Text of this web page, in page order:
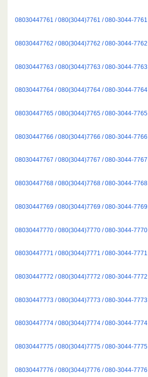
08030447761 / 080(3044)7761 / 080-3044-7761
08030447762 / 080(3044)7762 / 080-3044-7762
08030447763 / 080(3044)7763 / 080-3044-7763
08030447764 / 080(3044)7764 / 080-3044-7764
08030447765 / 080(3044)7765 / 080-3044-7765
08030447766 / 080(3044)7766 / 080-3044-7766
08030447767 / 080(3044)7767 / 080-3044-7767
08030447768 / 080(3044)7768 / 080-3044-7768
08030447769 / 080(3044)7769 / 080-3044-7769
08030447770 / 080(3044)7770 / 080-3044-7770
08030447771 / 080(3044)7771 / 080-3044-7771
08030447772 / 080(3044)7772 / 080-3044-7772
08030447773 / 080(3044)7773 / 080-3044-7773
08030447774 / 080(3044)7774 / 080-3044-7774
08030447775 / 080(3044)7775 / 080-3044-7775
08030447776 / 080(3044)7776 / 080-3044-7776